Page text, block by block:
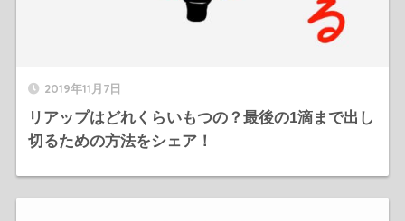
2019年11月7日
リアップはどれくらいもつの？最後の1滴まで出し
切るための方法をシェア！